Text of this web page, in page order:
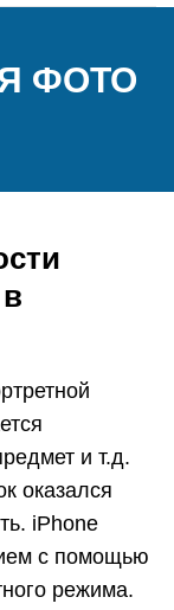
ФОТО
и т.д.
оказался
iPhone
с помощью
режима.